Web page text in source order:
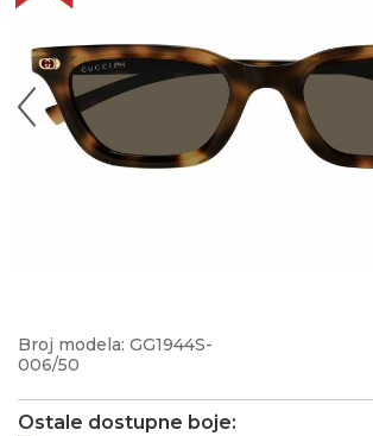
Broj modela: GG1944S-
006/50
Ostale dostupne boje: